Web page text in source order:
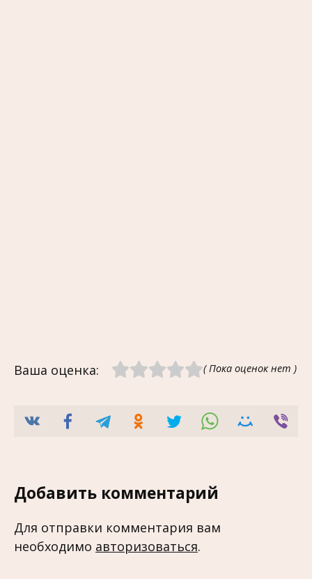
Ваша оценка: ( Пока оценок нет )
Добавить комментарий
Для отправки комментария вам
необходимо авторизоваться.